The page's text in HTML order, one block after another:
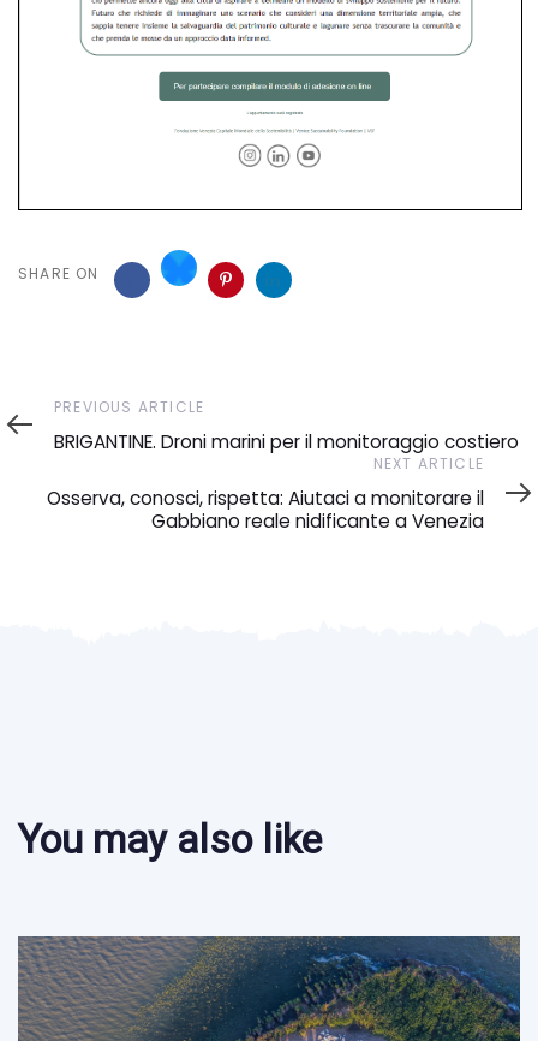
SHARE ON
Previous
Article
PREVIOUS ARTICLE
BRIGANTINE. Droni marini per il monitoraggio costiero
Article
NEXT ARTICLE
Osserva, conosci, rispetta: Aiutaci a monitorare il
Gabbiano reale nidificante a Venezia
You may also like